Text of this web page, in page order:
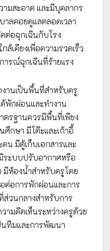
มสะอาด และมีบุคลากร
ลคอยดูแลตลอดเวลา
ต่อฉุกเฉินกับโรง
เคียงเพื่อความรวดเร็ว
ารณ์ฉุกเฉินที่ร้ายแรง
านเป็นพื้นที่สำหรับครู
พักผ่อนและทำงาน
ตรฐานควรมีพื้นที่เพียง
กษา มีโต๊ะและเก้าอี้
น มีตู้เก็บเอกสารและ
ะบบปรับอากาศหรือ
มีห้องน้ำสำหรับครูโดย
ต่อการพักผ่อนและการ
วนกลางสำหรับการ
ามคิดเห็นระหว่างครูด้วย
นทีมและการพัฒนา